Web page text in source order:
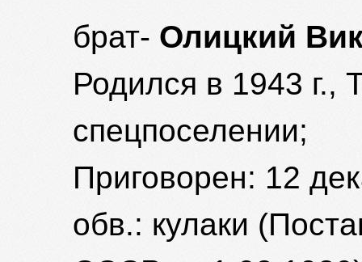
брат- Олицкий
Родился в 1943 г.,
спецпоселении;
Приговорен: 12
обв.: кулаки